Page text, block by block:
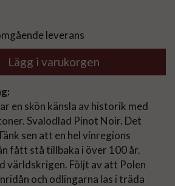
leverans
Lägg i varukorgen
en skön känsla av historik med
Svalodlad Pinot Noir. Det
sen att en hel vinregions
fått stå tillbaka i över 100 år.
världskrigen. Följt av att Polen
och odlingarna las i träda